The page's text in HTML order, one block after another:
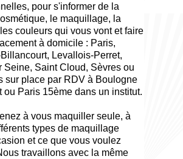
pour s'informer de la
le maquillage, la
couleurs qui vous vont et faire
à domicile : Paris,
Levallois-Perret,
Seine, Saint Cloud, Sèvres ou
sur place par RDV à Boulogne
ou Paris 15ème dans un institut.
à vous maquiller seule, à
types de maquillage
et ce que vous voulez
travaillons avec la même